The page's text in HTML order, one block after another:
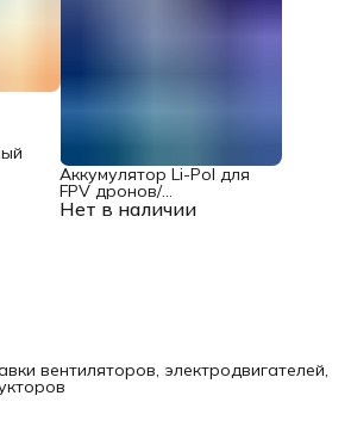
Нет в наличии
Аккумулятор Li-Pol для
FPV дронов/
квадрокоптеров 23,1 В,
вентиляторов, электродвигателей,